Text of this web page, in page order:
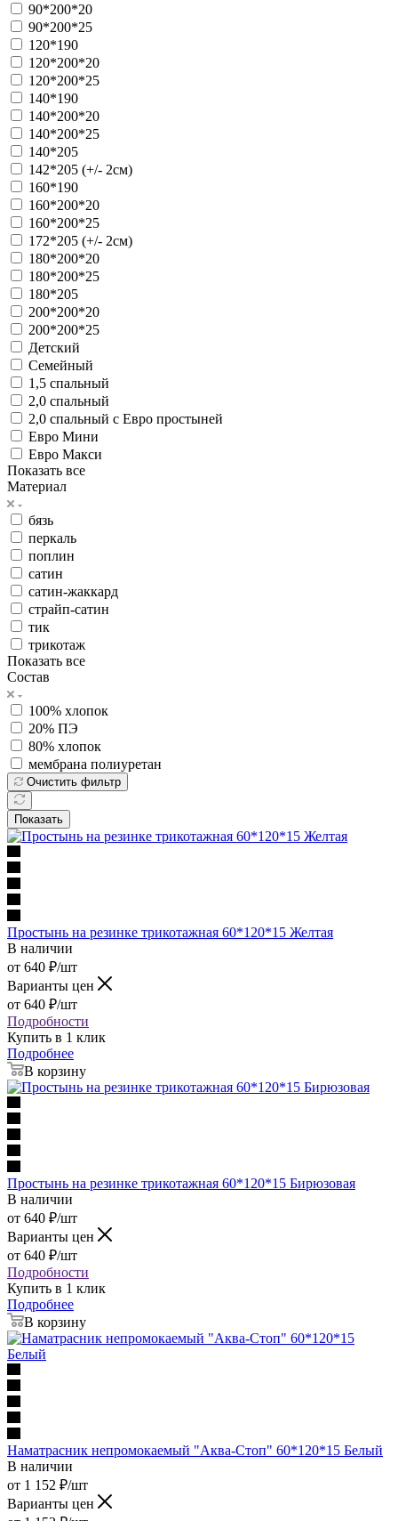
90*200*20
90*200*25
120*190
120*200*20
120*200*25
140*190
140*200*20
140*200*25
140*205
142*205 (+/- 2см)
160*190
160*200*20
160*200*25
172*205 (+/- 2см)
180*200*20
180*200*25
180*205
200*200*20
200*200*25
Детский
Семейный
1,5 спальный
2,0 спальный
2,0 спальный с Евро простыней
Евро Мини
Евро Макси
Показать все
Материал
бязь
перкаль
поплин
сатин
сатин-жаккард
страйп-сатин
тик
трикотаж
Показать все
Состав
100% хлопок
20% ПЭ
80% хлопок
мембрана полиуретан
Очистить фильтр
Показать
Простынь на резинке трикотажная 60*120*15 Желтая
В наличии
от 640 ₽/шт
Варианты цен
от 640 ₽/шт
Подробности
Купить в 1 клик
Подробнее
В корзину
Простынь на резинке трикотажная 60*120*15 Бирюзовая
В наличии
от 640 ₽/шт
Варианты цен
от 640 ₽/шт
Подробности
Купить в 1 клик
Подробнее
В корзину
Наматрасник непромокаемый "Аква-Стоп" 60*120*15 Белый
В наличии
от 1 152 ₽/шт
Варианты цен